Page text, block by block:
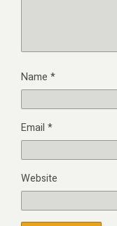
Name *
Email *
Website